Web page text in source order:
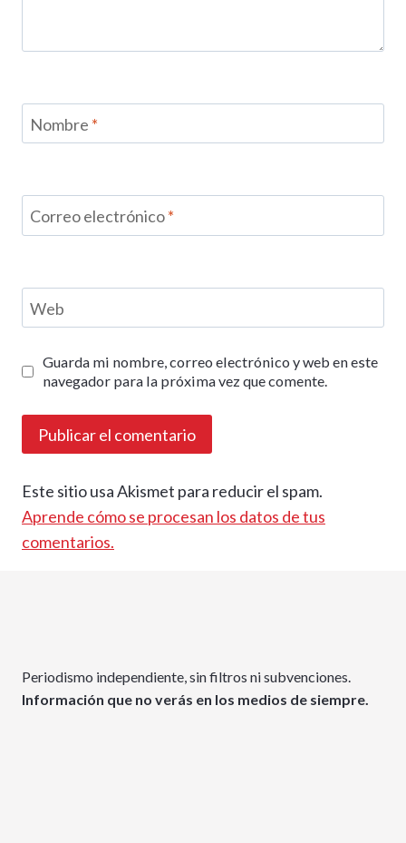
Nombre *
Correo electrónico*
Web
Guarda mi nombre, correo electrónico y web en este
navegador para la próxima vez que comente.
Este sitio usa Akismet para reducir el spam.
Aprende cómo se procesan los datos de tus
comentarios.
Periodismo independiente, sin filtros ni subvenciones.
Información que no verás en los medios de siempre.